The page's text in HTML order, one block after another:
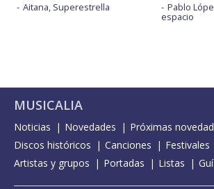
Aitana, Superestrella Pablo
espacio
MUSICALIA
Noticias Novedades
Próximas
Discos históricos
Canciones Festivales
Artistas y grupos
Portadas Listas